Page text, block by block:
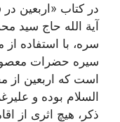
در کتاب «اربعین
آیة الله حاج
سره، با استفاده
سيره حضرات
است که اربعین از
السلام بوده و
ذکر، هیچ اثری از